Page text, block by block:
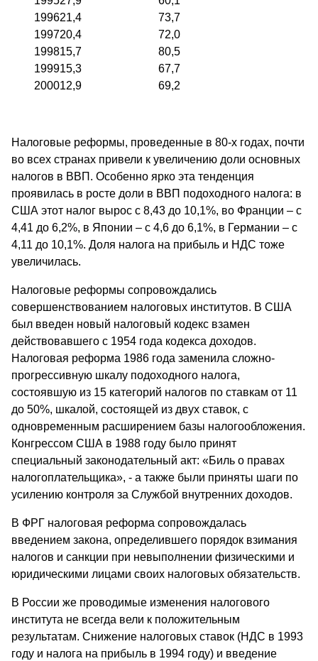
199621,4
73,7
199720,4
72,0
199815,7
80,5
199915,3
67,7
200012,9 69,2
Налоговые реформы, проведенные в 80-х годах, почти
во всех странах привели к увеличению доли основных
налогов в ВВП. Особенно ярко эта тенденция
проявилась в росте доли в ВВП подоходного налога: в
США этот налог вырос с 8,43 до 10,1%, во Франции – с
4,41 до 6,2%, в Японии – с 4,6 до 6,1%, в Германии – с
4,11 до 10,1%. Доля налога на прибыль и НДС тоже
увеличилась.
Налоговые реформы сопровождались
совершенствованием налоговых институтов. В США
был введен новый налоговый кодекс взамен
действовавшего с 1954 года кодекса доходов.
Налоговая реформа 1986 года заменила сложно-
прогрессивную шкалу подоходного налога,
состоявшую из 15 категорий налогов по ставкам от 11
до 50%, шкалой, состоящей из двух ставок, с
одновременным расширением базы налогообложения.
Конгрессом США в 1988 году было принят
специальный законодательный акт: «Биль о правах
налогоплательщика», - а также были приняты шаги по
усилению контроля за Службой внутренних доходов.
В ФРГ налоговая реформа сопровождалась
введением закона, определившего порядок взимания
налогов и санкции при невыполнении физическими и
юридическими лицами своих налоговых обязательств.
В России же проводимые изменения налогового
института не всегда вели к положительным
результатам. Снижение налоговых ставок (НДС в 1993
году и налога на прибыль в 1994 году) и введение